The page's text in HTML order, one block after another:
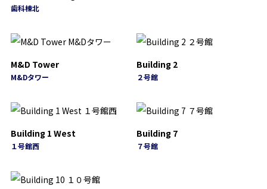
歯科棟北
M&D Tower
M&Dタワー
Building 2
２号館
Building 1 West
１号館西
Building 7
７号館